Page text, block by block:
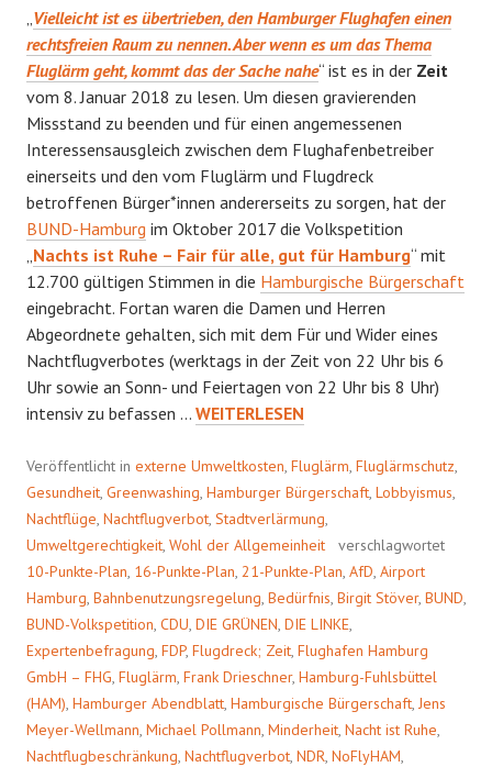
„Vielleicht ist es übertrieben, den Hamburger Flughafen einen
rechtsfreien Raum zu nennen. Aber wenn es um das Thema
Fluglärm geht, kommt das der Sache nahe“ ist es in der Zeit
vom 8. Januar 2018 zu lesen. Um diesen gravierenden
Missstand zu beenden und für einen angemessenen
Interessensausgleich zwischen dem Flughafenbetreiber
einerseits und den vom Fluglärm und Flugdreck
betroffenen Bürger*innen andererseits zu sorgen, hat der
BUND-Hamburg im Oktober 2017 die Volkspetition
„Nachts ist Ruhe – Fair für alle, gut für Hamburg“ mit
12.700 gültigen Stimmen in die Hamburgische Bürgerschaft
eingebracht. Fortan waren die Damen und Herren
Abgeordnete gehalten, sich mit dem Für und Wider eines
Nachtflugverbotes (werktags in der Zeit von 22 Uhr bis 6
Uhr sowie an Sonn- und Feiertagen von 22 Uhr bis 8 Uhr)
intensiv zu befassen … FADER
WEITERLESEN
Veröffentlicht in externe Umweltkosten, Fluglärm, Fluglärmschutz,
Gesundheit, Greenwashing, Hamburger Bürgerschaft, Lobbyismus,
Nachtflüge, Nachtflugverbot, Stadtverlärmung,
Umweltgerechtigkeit, Wohl der Allgemeinheit
verschlagwortet
10-Punkte-Plan, 16-Punkte-Plan, 21-Punkte-Plan, AfD, Airport
Hamburg, Bahnbenutzungsregelung, Bedürfnis, Birgit Stöver, BUND,
BUND-Volkspetition, CDU, DIE GRÜNEN, DIE LINKE,
Expertenbefragung, FDP, Flugdreck; Zeit, Flughafen Hamburg
GmbH – FHG, Fluglärm, Frank Drieschner, Hamburg-Fuhlsbüttel
(HAM), Hamburger Abendblatt, Hamburgische Bürgerschaft, Jens
Meyer-Wellmann, Michael Pollmann, Minderheit, Nacht ist Ruhe,
Nachtflugbeschränkung, Nachtflugverbot, NDR, NoFlyHAM,